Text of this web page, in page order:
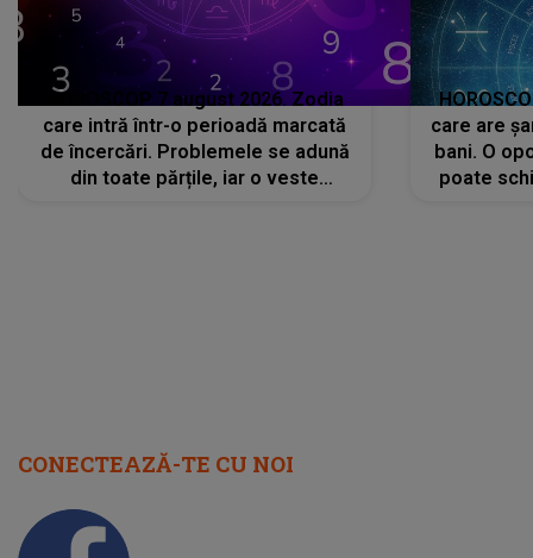
HOROSCOP 7 august 2026. Zodia
care intră într-o perioadă marcată
de încercări. Problemele se adună
din toate părțile, iar o veste
care are
bani. O
poate
CONECTEAZĂ-TE CU NOI